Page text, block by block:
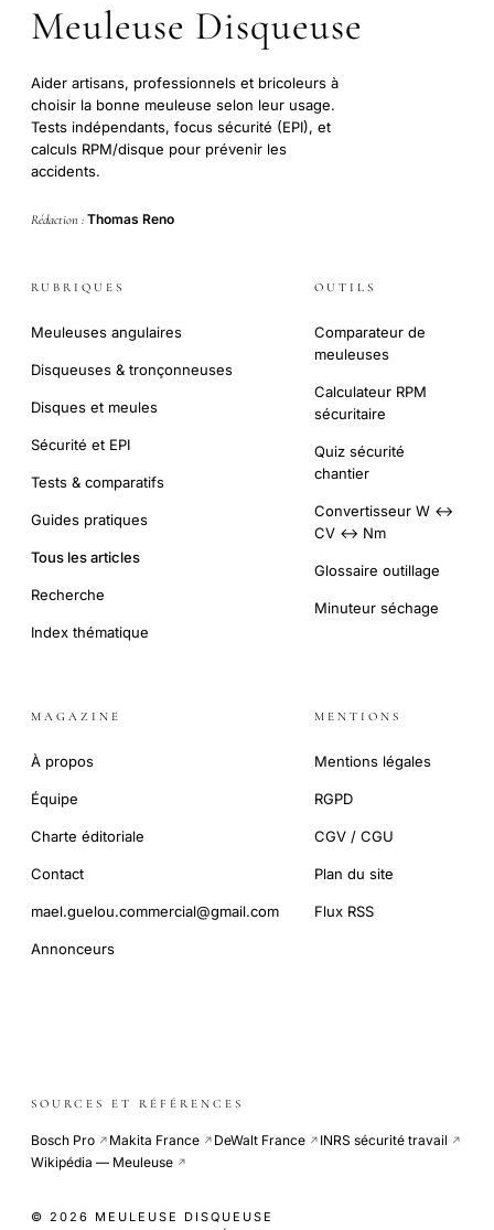
Meuleuse Disqueuse
Aider artisans, professionnels et bricoleurs à
choisir la bonne meuleuse selon leur usage.
Tests indépendants, focus sécurité (EPI), et
calculs RPM/disque pour prévenir les
accidents.
Rédaction : Thomas Reno
RUBRIQUES
Meuleuses angulaires
Disqueuses & tronçonneuses
Disques et meules
Sécurité et EPI
Tests & comparatifs
Guides pratiques
Tous les articles
Recherche
Index thématique
OUTILS
Comparateur de
meuleuses
Calculateur RPM
sécuritaire
Quiz sécurité
chantier
Convertisseur W ↔
CV ↔ Nm
Glossaire outillage
Minuteur séchage
MAGAZINE
À propos
Équipe
Charte éditoriale
Contact
mael.guelou.commercial@gmail.com
Annonceurs
MENTIONS
Mentions légales
RGPD
CGV / CGU
Plan du site
Flux RSS
SOURCES ET RÉFÉRENCES
Bosch Pro ↗ Makita France ↗ DeWalt France ↗ INRS sécurité travail ↗
Wikipédia — Meuleuse ↗
© 2026 MEULEUSE DISQUEUSE